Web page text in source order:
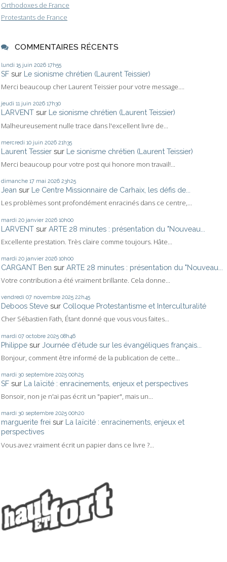
Orthodoxes de France
Protestants de France
COMMENTAIRES RÉCENTS
lundi 15 juin 2026 17h55
SF sur Le sionisme chrétien (Laurent Teissier)
Merci beaucoup cher Laurent Teissier pour votre message....
jeudi 11 juin 2026 17h30
LARVENT sur Le sionisme chrétien (Laurent Teissier)
Malheureusement nulle trace dans l'excellent livre de...
mercredi 10 juin 2026 21h35
Laurent Tessier sur Le sionisme chrétien (Laurent Teissier)
Merci beaucoup pour votre post qui honore mon travail!...
dimanche 17 mai 2026 23h25
Jean sur Le Centre Missionnaire de Carhaix, les défis de...
Les problèmes sont profondément enracinés dans ce centre,...
mardi 20 janvier 2026 10h00
LARVENT sur ARTE 28 minutes : présentation du "Nouveau...
Excellente prestation. Très claire comme toujours. Hâte...
mardi 20 janvier 2026 10h00
CARGANT Ben sur ARTE 28 minutes : présentation du "Nouveau...
Votre contribution a été vraiment brillante. Cela donne...
vendredi 07 novembre 2025 22h45
Deboos Steve sur Colloque Protestantisme et Interculturalité
Cher Sébastien Fath, Étant donné que vous vous faites...
mardi 07 octobre 2025 08h46
Philippe sur Journée d'étude sur les évangéliques français...
Bonjour, comment être informé de la publication de cette...
mardi 30 septembre 2025 00h25
SF sur La laïcité : enracinements, enjeux et perspectives
Bonsoir, non je n'ai pas écrit un "papier", mais un...
mardi 30 septembre 2025 00h20
marguerite frei sur La laïcité : enracinements, enjeux et
perspectives
Vous avez vraiment écrit un papier dans ce livre ?...